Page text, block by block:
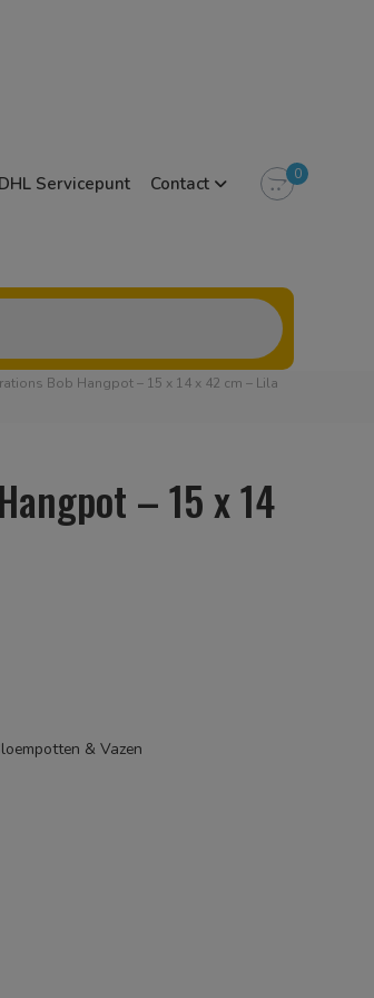
DHL Servicepunt Contact 0
Bob Hangpot – 15 x 14 x 42 cm – Lila
– 15 x 14
& Vazen